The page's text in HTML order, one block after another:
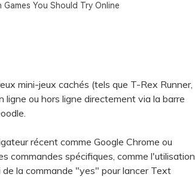
You Should Try Online
mini-jeux cachés (tels que T-Rex Runner,
ou hors ligne directement via la barre
récent comme Google Chrome ou
commandes spécifiques, comme l'utilisation
la commande "yes" pour lancer Text